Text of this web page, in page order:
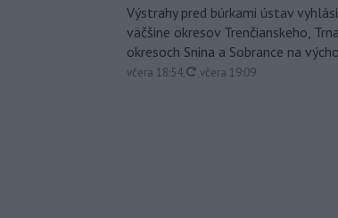
Výstrahy pred búrkami ústav
väčšine okresov Trenčianskeho,
okresoch Snina a Sobrance na
včera 18:54, aktualizované
včera 19:09